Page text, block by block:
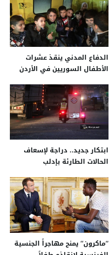
الدفاع المدني ينقذ عشرات
الأطفال السوريين في الأردن
ابتكار جديد.. دراجة لإسعاف
الحالات الطارئة بإدلب
’’ماكرون‘‘ يمنح مهاجراً الجنسية